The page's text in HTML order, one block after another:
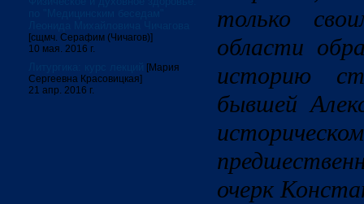
[сщмч. Серафим (Чичагов)]
10 мая. 2016 г.
[Мария
Сергеевна Красовицкая]
21 апр. 2016 г.
только
области
историю
бывшей
очерк